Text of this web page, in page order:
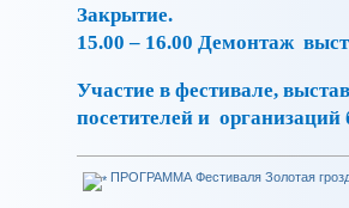
Закрытие.
15.00 – 16.00 Демонтаж
Участие в фестивале,
посетителей и организаций
ПРОГРАММА Фестиваля Золотая